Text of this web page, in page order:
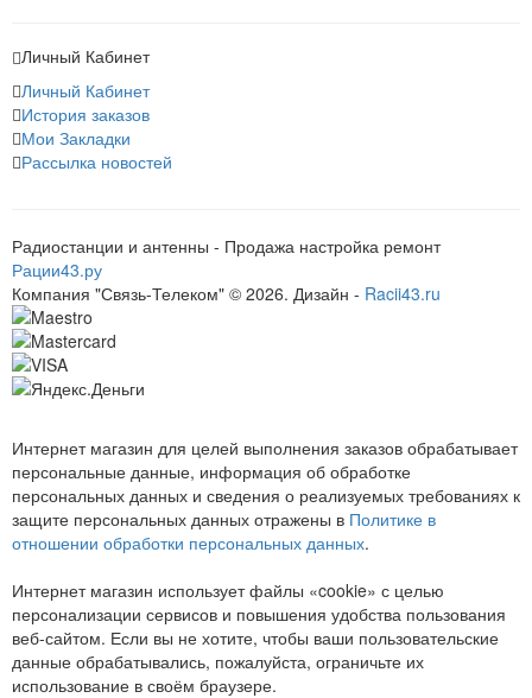
Личный Кабинет
Личный Кабинет
История заказов
Мои Закладки
Рассылка новостей
Радиостанции и антенны - Продажа настройка ремонт
Рации43.ру
Компания "Связь-Телеком" © 2026. Дизайн - Racii43.ru
Интернет магазин для целей выполнения заказов обрабатывает
персональные данные, информация об обработке
персональных данных и сведения о реализуемых требованиях к
защите персональных данных отражены в Политике в
отношении обработки персональных данных.
Интернет магазин использует файлы «cookie» с целью
персонализации сервисов и повышения удобства пользования
веб-сайтом. Если вы не хотите, чтобы ваши пользовательские
данные обрабатывались, пожалуйста, ограничьте их
использование в своём браузере.